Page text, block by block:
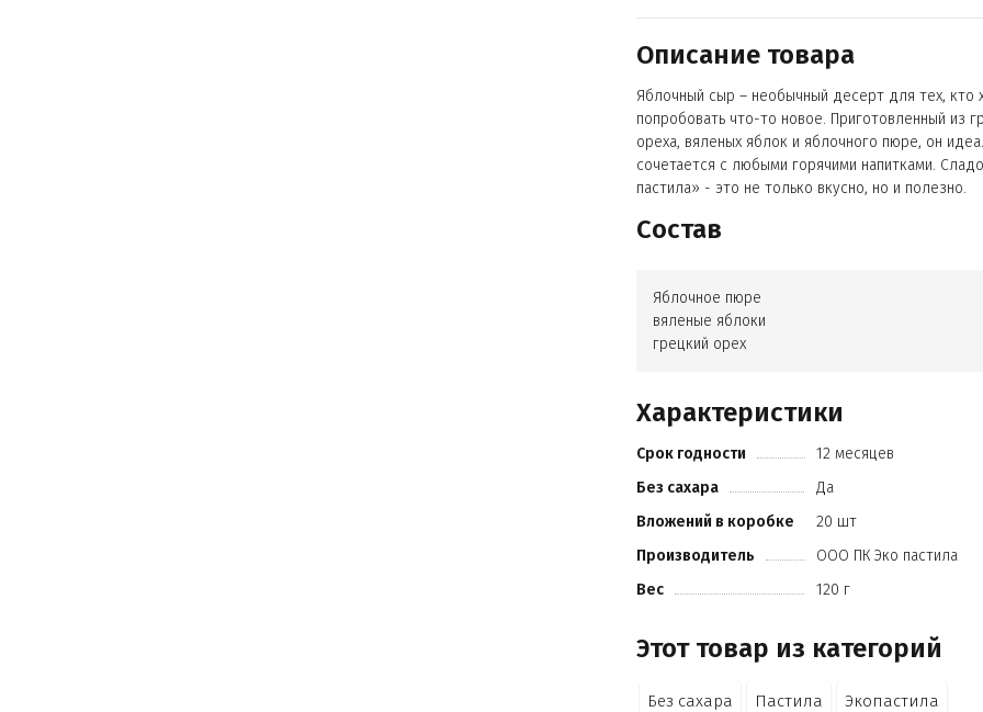
Описание товара
Яблочный сыр – необычный десерт для тех, кто
попробовать что-то новое. Приготовленный из
ореха, вяленых яблок и яблочного пюре, он
сочетается с любыми горячими напитками.
пастила» - это не только вкусно, но и полезно.
Состав
Яблочное пюре
вяленые яблоки
грецкий орех
Характеристики
Срок годности
12 месяцев
Без сахара
Да
Вложений в коробке
20 шт
Производитель
ООО ПК Эко пастила
Вес
120 г
Этот товар из категорий
Без сахара Пастила Экопастила